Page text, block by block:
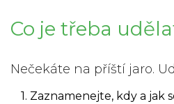
Co je třeba
Nečekáte na příští jaro.
1. Zaznamenejte, kdy a jak